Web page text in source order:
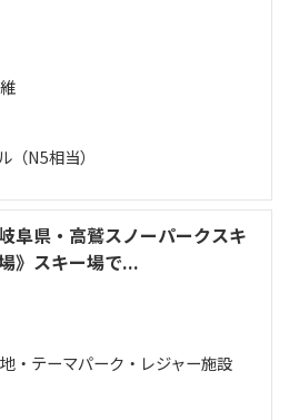
（N5相当）
岐阜県・高鷲スノーパークスキ
》スキー場で...
・テーマパーク・レジャー施設